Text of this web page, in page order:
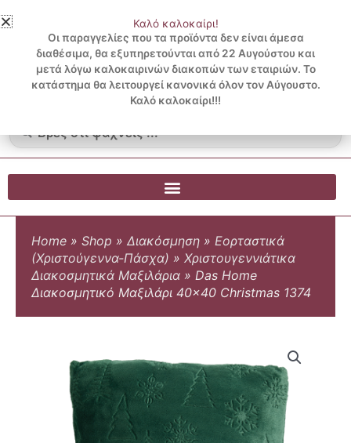
στο
περιεχόμενο
3 ΔΟΣΕΙΣ ΧΩΡΙΣ ΠΙΣΤΩΤΙΚΗ ΜΕ KLARNA
...
Λογαριασμός
Blog
0.00€
0
Cart
Home » Shop » Διακόσμηση » Εορταστικά
(Χριστούγεννα-Πάσχα) » Χριστουγεννιάτικα
Διακοσμητικά Μαξιλάρια » Das Home
Διακοσμητικό Μαξιλάρι 40×40 Christmas 1374
Καλό καλοκαίρι!
Οι παραγγελίες που τα προϊόντα δεν είναι άμεσα
διαθέσιμα, θα εξυπηρετούνται από 22 Αυγούστου και
μετά λόγω καλοκαιρινών διακοπών των εταιριών. Το
κατάστημα θα λειτουργεί κανονικά όλον τον Αύγουστο.
Καλό καλοκαίρι!!!